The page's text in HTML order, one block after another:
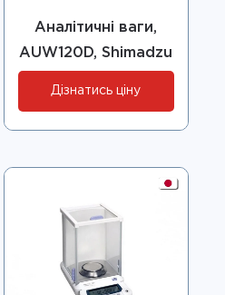
Аналітичні ваги,
AUW120D, Shimadzu
Дізнатись ціну